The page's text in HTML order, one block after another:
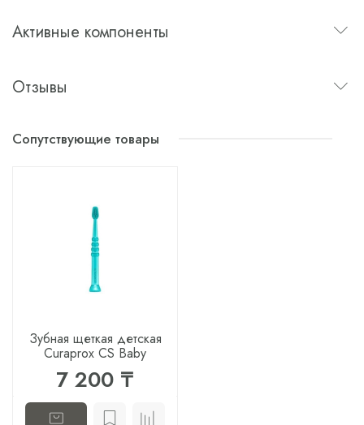
Активные компоненты
Отзывы
Сопутствующие товары
Зубная щеткая детская
Curaprox CS Baby
7 200 ₸